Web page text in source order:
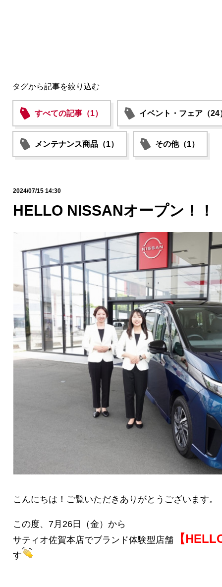
タグから記事を絞り込む
すべての記事（1） イベント・フェア（24
メンテナンス商品（1） その他（1）
2024/07/15 14:30
HELLO NISSANオープン！！
こんにちは！ご覧いただきありがとうございます。
この度、7月26日（金）から
サティオ佐賀本店でブランド体験型店舗
【
す